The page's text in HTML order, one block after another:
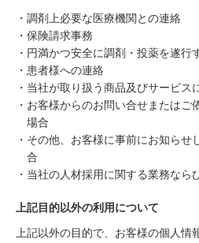
・調剤上必要な医療機関との連絡
・保険請求事務
・円満かつ安全に調剤・投薬を遂行
・患者様への連絡
・当社が取り扱う商品及びサービス
・お客様からのお問い合せまたはご
場合
・その他、お客様に事前にお知ら
合
・当社の人材採用に関する業務なら
上記目的以外の利用について
上記以外の目的で、お客様の個人